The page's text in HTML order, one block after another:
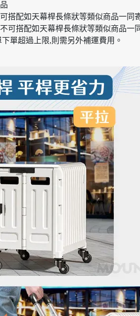
搭配如天幕桿長條狀等類似商品一同
可搭配如天幕桿長條狀等類似商品一
單超過上限,則需另外補運費用。